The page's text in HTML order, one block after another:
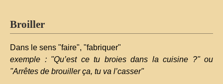
Broiller
Dans le sens "faire", "fabriquer"
exemple : "Qu’est ce tu broies dans la cuisine ?" ou
"Arrêtes de brouiller ça, tu va l’casser"